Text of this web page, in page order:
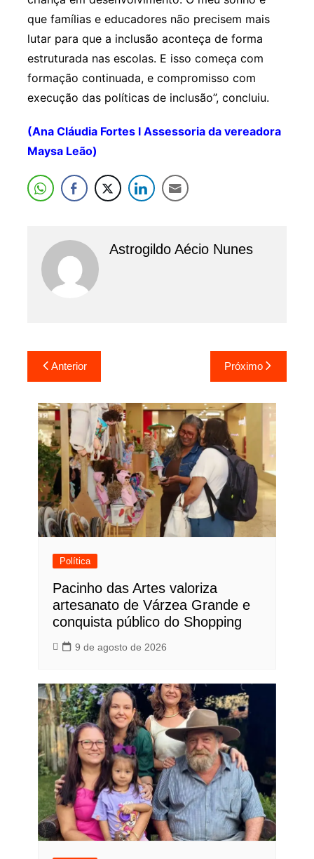
que famílias e educadores não precisem mais
lutar para que a inclusão aconteça de forma
estruturada nas escolas. E isso começa com
formação continuada, e compromisso com
execução das políticas de inclusão”, concluiu.
(Ana Cláudia Fortes l Assessoria da vereadora
Maysa Leão)
Astrogildo Aécio Nunes
Navegação
de
Post
Anterior Próximo
Política
Pacinho das Artes valoriza
artesanato de Várzea Grande e
conquista público do Shopping
9 de agosto de 2026